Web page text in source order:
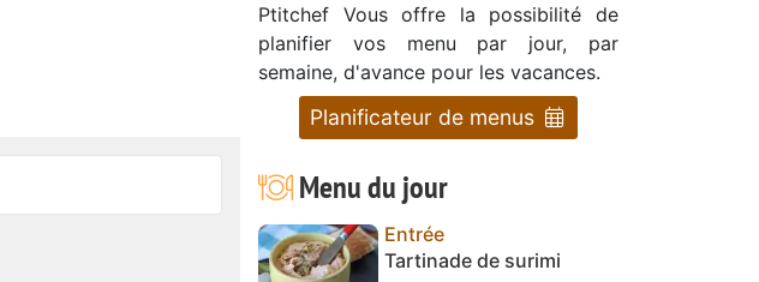
Ptitchef Vous offre la possibilité de
planifier vos menu par jour, par
semaine, d'avance pour les vacances.
Planificateur de menus
Menu du jour
Entrée
Tartinade de surimi